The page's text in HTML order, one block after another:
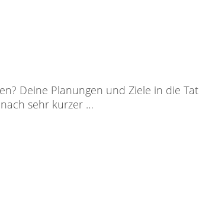
Deine Planungen und Ziele in die Tat
sehr kurzer …